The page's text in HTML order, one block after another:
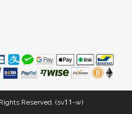
Reserved. (sv11-w)